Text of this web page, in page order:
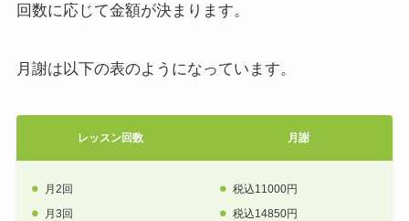
回数に応じて金額が決まります。
月謝は以下の表のようになっています。
レッスン回数 月謝
月2回
月3回
税込11000円
税込14850円